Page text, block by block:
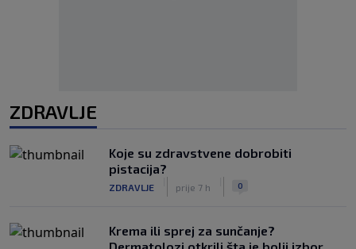
ZDRAVLJE
Koje su zdravstvene dobrobiti
pistacija?
ZDRAVLJE prije 7 h 0
Krema ili sprej za sunčanje?